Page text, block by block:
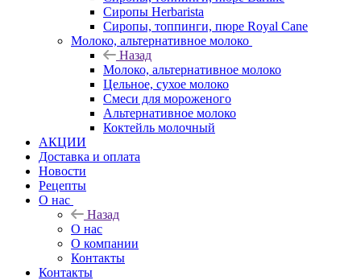
Сиропы Herbarista
Сиропы, топпинги, пюре Royal Cane
Молоко, альтернативное молоко
Назад
Молоко, альтернативное молоко
Цельное, сухое молоко
Смеси для мороженого
Альтернативное молоко
Коктейль молочный
АКЦИИ
Доставка и оплата
Новости
Рецепты
О нас
Назад
О нас
О компании
Контакты
Контакты